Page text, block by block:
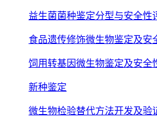
益生菌菌种鉴定分型与安全性
食品遗传修饰微生物鉴定及安
饲用转基因微生物鉴定及安全
新种鉴定
微生物检验替代方法开发及验